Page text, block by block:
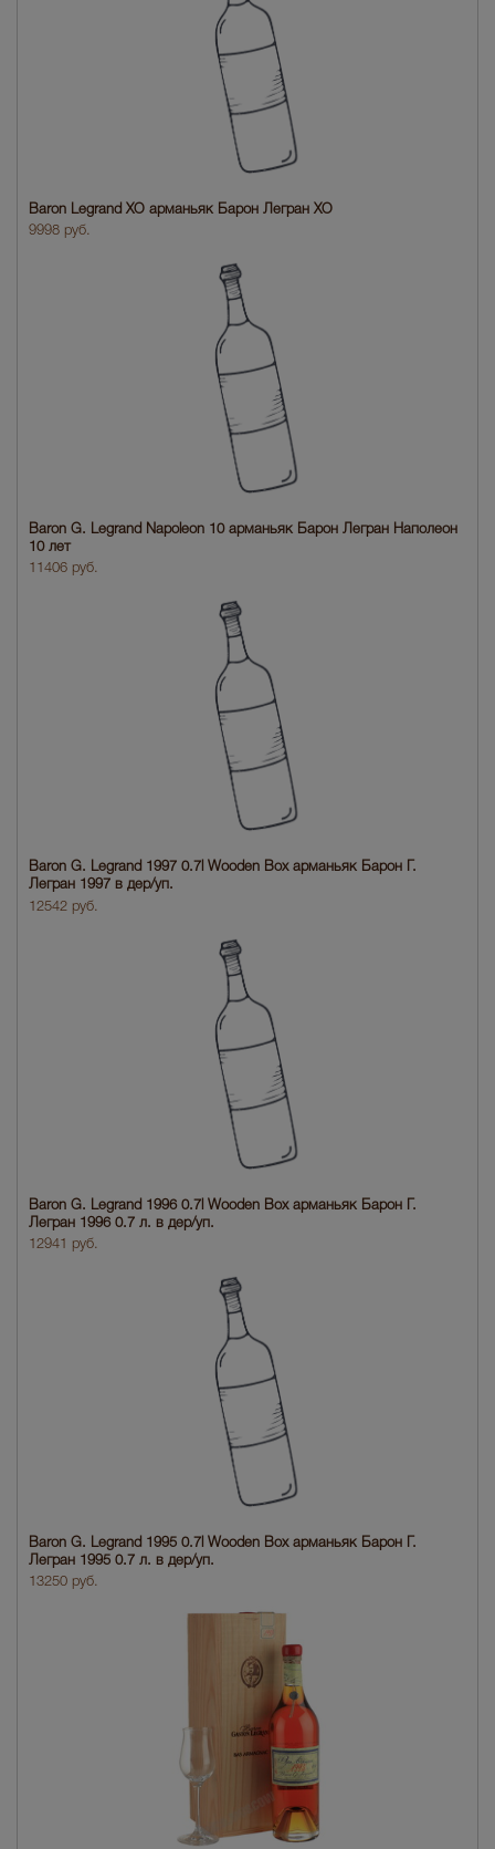
Baron Legrand XO арманьяк Барон Легран XO
9998 руб.
Baron G. Legrand Napoleon 10 арманьяк Барон Легран Наполеон
10 лет
11406 руб.
Baron G. Legrand 1997 0.7l Wooden Box арманьяк Барон Г.
Легран 1997 в дер/уп.
12542 руб.
Baron G. Legrand 1996 0.7l Wooden Box арманьяк Барон Г.
Легран 1996 0.7 л. в дер/уп.
12941 руб.
Baron G. Legrand 1995 0.7l Wooden Box арманьяк Барон Г.
Легран 1995 0.7 л. в дер/уп.
13250 руб.